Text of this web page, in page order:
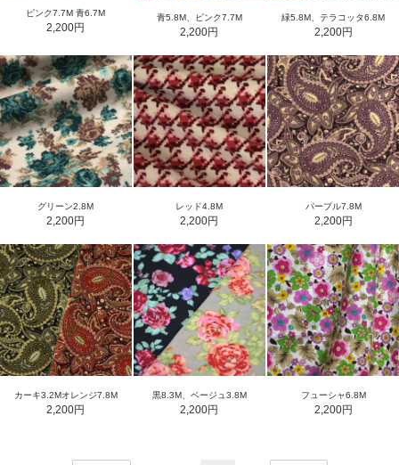
ピンク7.7M 青6.7M
2,200円
青5.8M、ピンク7.7M
2,200円
緑5.8M、テラコッタ6.8M
2,200円
グリーン2.8M
2,200円
レッド4.8M
2,200円
パープル7.8M
2,200円
カーキ3.2Mオレンジ7.8M
2,200円
黒8.3M、ベージュ3.8M
2,200円
フューシャ6.8M
2,200円